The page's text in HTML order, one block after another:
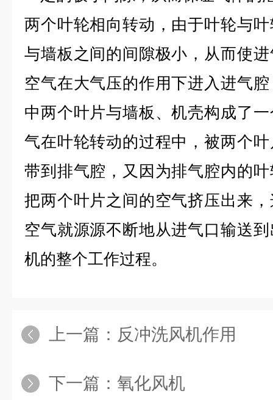
两个叶轮相向转动，由于叶轮与
与墙板之间的间隙极小，从而使
空气在大气压的作用下进入进气
中两个叶片与墙板、机壳构成了
气在叶轮转动的过程中，被两个
带到排气腔，又因为排气腔内的
把两个叶片之间的空气挤压出来
空气就源源不断地从进气口输送
机的整个工作过程。
上一篇： 反冲洗风机作用
下一篇： 氧化风机